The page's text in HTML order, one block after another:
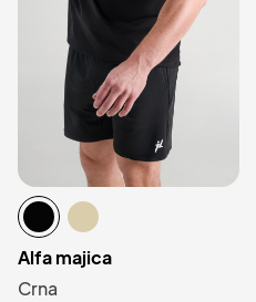
Alfa majica
Crna